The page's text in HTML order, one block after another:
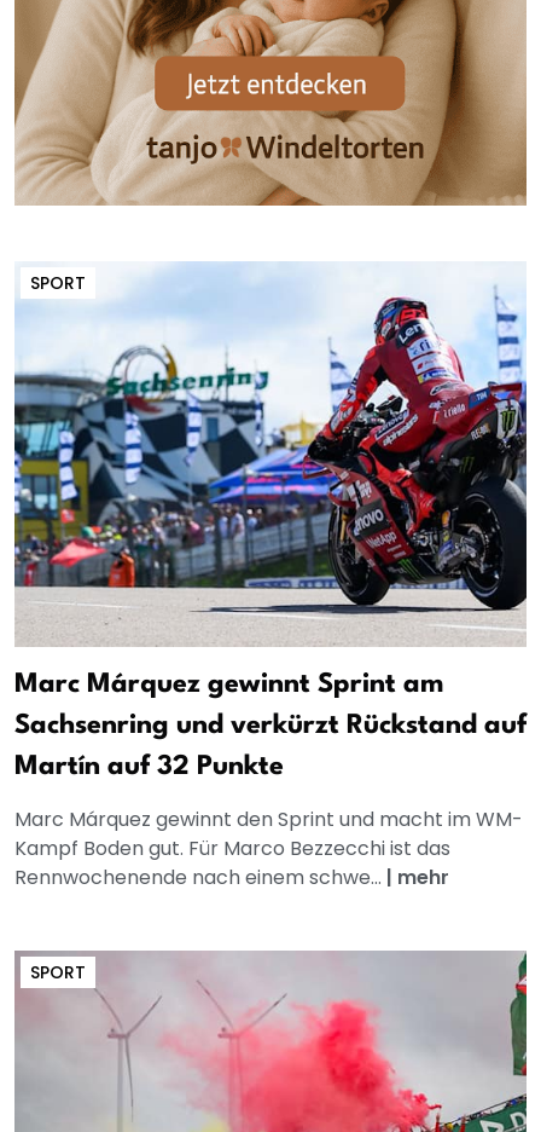
SPORT
Marc Márquez gewinnt Sprint am
Sachsenring und verkürzt Rückstand auf
Martín auf 32 Punkte
Marc Márquez gewinnt den Sprint und macht im WM-
Kampf Boden gut. Für Marco Bezzecchi ist das
Rennwochenende nach einem schwe... | mehr
SPORT